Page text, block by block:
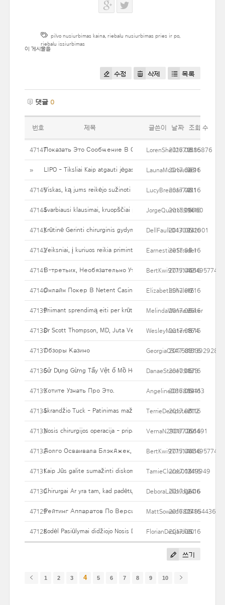
pilvo nusiurbimas kaina, riebalu nusiurbimas pries ir po,
riebalu issiurbimas
이 게시물을
수정 삭제 목록
댓글 0
번호 제목 글쓴이 날짜 조회 수
47147Показать Это Сообщение В Следующий Раз.
LorenSheil2671685876
2017.06.16
21
» LIPO - Tiksliai Kaip atgauti jėgas po liposuction chirurgija
LaunaMcGrowdie91
2017.06.16
25
47145Viskas, ką jums reikėjo sužinoti apie liposuction chirurgijos
LucyBrennan7481
2017.06.16
21
47144Svarbiausi klausimai, kruopščiai papasakoti apie kosmetikos
JorgeQuinto599660
2017.06.16
14
47143Krūtinė Gerinti chirurginis gydymas Dėl padidėjusio pasitikėjimo
DellFaulk0430832001
2017.06.16
24
47142Veiksniai, į kuriuos reikia priminti, susijusius su Rhinoplasty
EarnestineStrader
2017.06.16
7
47141В-третьих, Необязательно Утруждать СебяBertKwi97751445495774
2017.06.16
49
47140Онлайн Покер В Netent Casino На Виртуальные Деньги.
ElizabethShuler2
2017.06.16
16
47139Priimant sprendimą eiti per krūties rekonstrukcija
MelindaWannemaker
2017.06.16
25
47138Dr Scott Thompson, MD, Juta Veido Plastikas, Paaiškina Nose Job
WesleyMasters874
2017.06.16
16
47137Обзоры Казино GeorgiaO3475871392928
2017.06.16
15
47136Sử Dụng Gừng Tẩy Vệt ố Mồ Hôi Trên Quần áo
DanaeStone09873
2017.06.16
13
47135Хотите Узнать Про Это. Angeline086884413
2017.06.16
19
47134Skrandžio Tuck - Patinimas mažinimo patarimai
TerrieDempster112
2017.06.16
21
47133Nosis chirurgijos operacija - pripažindamos Jūsų Funkcijos
VernaN29087766491
2017.06.16
29
47132Долго Осваивала Блэкджек, А Здесь Практически
BertKwi97751445495774
2017.06.16
14
47131Kaip Jūs galite sumažinti diskomfortą po liposuction chirurgija
TamieClucas01349949
2017.06.16
24
47130Chirurgai Ar yra tam, kad padėtų jums įgyvendinti savo svajones
DeboraLillibridge06
2017.06.16
24
47129Рейтинг Аппаратов По Версии SlotsBox.MattSoward6827854436
2017.06.16
14
47128Kodėl Pasiūlymai didžiojo Nosis Darbas gydytojas Kritinis
FlorianDesjardins
2017.06.16
20
쓰기
1 2 3 4 5 6 7 8 9 10